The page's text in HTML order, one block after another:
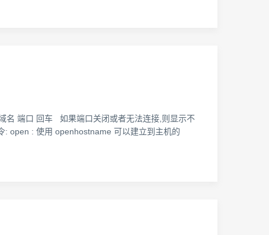
名 端口 回车 如果端口关闭或者无法连接,则显示不
open : 使用 openhostname 可以建立到主机的